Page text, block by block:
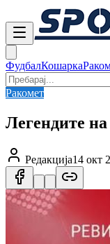
ФудбалКошарка
Ракомет
Легендите
Редакција14 окт